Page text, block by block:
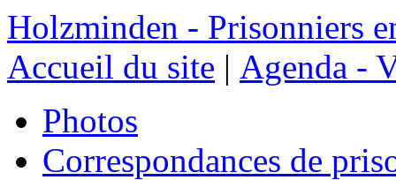
Holzminden - Prisonniers
Accueil du site | Agenda -
Photos
Correspondances de